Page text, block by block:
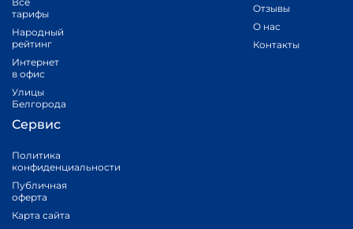
тарифы
Народный
рейтинг
Интернет
в офис
Улицы
Белгорода
Отзывы
О нас
Контакты
Сервис
Политика
конфиденциальности
Публичная
оферта
Карта сайта